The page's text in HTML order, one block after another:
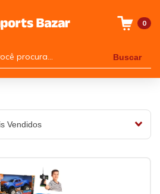
0
Buscar